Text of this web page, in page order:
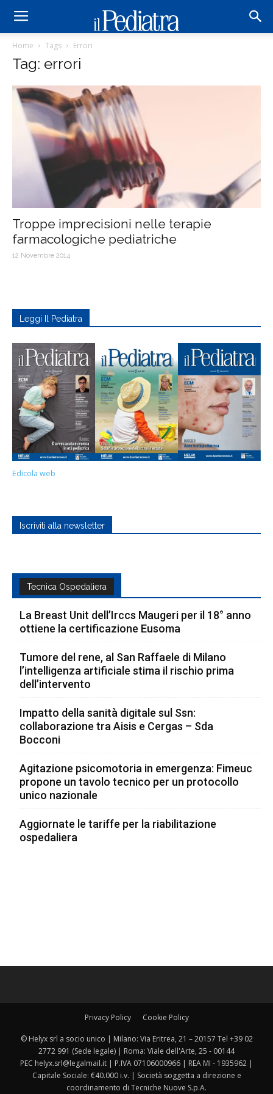
Home Tags Errori
Tag: errori
Troppe imprecisioni nelle terapie
farmacologiche pediatriche
12 Novembre 2014
Leggi Il Pediatra
Edicola web
Iscriviti alla newsletter
Tecnica Ospedaliera
La Breast Unit dell’Irccs Maugeri per il 18° anno
ottiene la certificazione Eusoma
Tumore del rene, al San Raffaele di Milano
l’intelligenza artificiale stima il rischio prima
dell’intervento
Impatto della sanità digitale sul Ssn:
collaborazione tra Aisis e Cergas – Sda
Bocconi
Agitazione psicomotoria in emergenza: Fimeuc
propone un tavolo tecnico per un protocollo
unico nazionale
Aggiornate le tariffe per la riabilitazione
ospedaliera
Privacy Policy Cookie Policy
© Helyx srl a socio unico | Milano: Via Eritrea, 21 – 20157 Tel +39 02
2772 991 (Sede legale) | Roma: Viale dell'Arte, 25 - 00144
PEC helyx.srl@legalmail.it | P.IVA 07106000966 | REA MI - 1935962 |
Capitale Sociale: €40.000 i.v. | Società soggetta a direzione e
coordinamento di Tecniche Nuove S.p.A.